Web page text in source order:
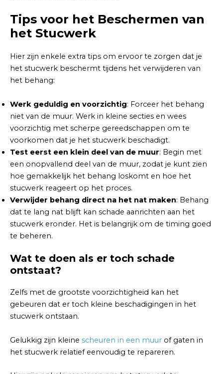
Tips voor het Beschermen van
het Stucwerk
Hier zijn enkele extra tips om ervoor te zorgen dat je
het stucwerk beschermt tijdens het verwijderen van
het behang:
Werk geduldig en voorzichtig: Forceer het behang
niet van de muur. Werk in kleine secties en wees
voorzichtig met scherpe gereedschappen om te
voorkomen dat je het stucwerk beschadigt.
Test eerst een klein deel van de muur: Begin met
een onopvallend deel van de muur, zodat je kunt zien
hoe gemakkelijk het behang loskomt en hoe het
stucwerk reageert op het proces.
Verwijder behang direct na het nat maken: Behang
dat te lang nat blijft kan schade aanrichten aan het
stucwerk eronder. Het is belangrijk om de timing goed
te beheren.
Wat te doen als er toch schade
ontstaat?
Zelfs met de grootste voorzichtigheid kan het
gebeuren dat er toch kleine beschadigingen in het
stucwerk ontstaan.
Gelukkig zijn kleine scheuren in een muur of gaten in
het stucwerk relatief eenvoudig te repareren.